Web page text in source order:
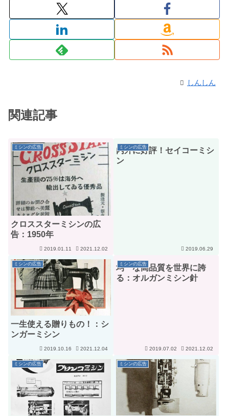
しんしん
関連記事
ミシンの広告
クロススターミシンの広
告：1950年
2019.01.11 2021.12.02
ミシンの広告
内外に好評！セイコーミシ
ン
2019.06.29
ミシンの広告
一生使える贈りもの！：シ
ンガーミシン
2019.10.16 2021.12.04
ミシンの広告
均一な高品質を世界に誇
る：オルガンミシン針
2019.07.02 2021.12.02
ミシンの広告 ミシンの広告